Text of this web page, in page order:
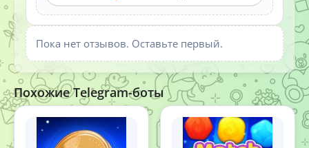
Пока нет отзывов. Оставьте первый.
Похожие Telegram-боты